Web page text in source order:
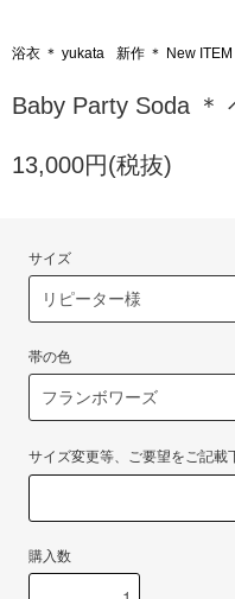
浴衣 ＊ yukata 新作 ＊ New ITEM
Baby Party Soda ＊
13,000円(税抜)
サイズ
帯の色
サイズ変更等、ご要望をご記載
購入数